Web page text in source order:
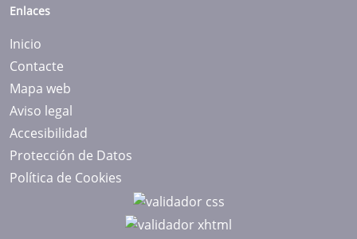
Enlaces
Inicio
Contacte
Mapa web
Aviso legal
Accesibilidad
Protección de Datos
Política de Cookies